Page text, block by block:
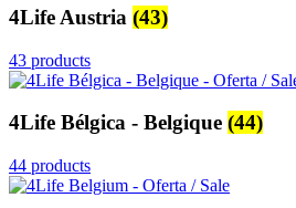
4Life Austria (43)
43 products
4Life Bélgica - Belgique (44)
44 products